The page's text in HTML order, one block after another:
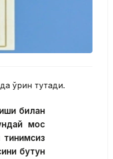
ўрин тутади.
билан
мос
бутун